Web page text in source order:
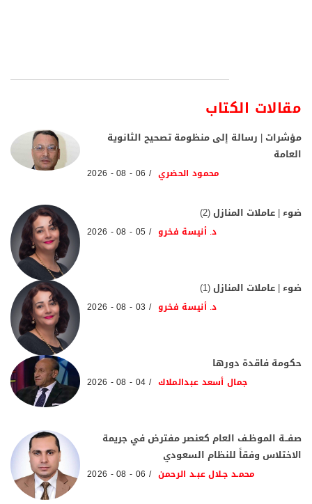
مقالات الكتاب
مؤشرات | رسالة إلى منظومة تصحيح الثانوية
العامة
محمود الحضري 06 - 08 - 2026
ضوء | عاملات المنازل (2)
د. أنيسة فخرو 05 - 08 - 2026
ضوء | عاملات المنازل (1)
د. أنيسة فخرو 03 - 08 - 2026
حكومة فاقدة دورها
جمال أسعد عبدالملاك 04 - 08 - 2026
صفــة الموظـف العام كعنصر مفترض في جريمة
الاختلاس وفقاً للنظام السعودي
محمـد جـلال عبـد الرحمن 06 - 08 - 2026